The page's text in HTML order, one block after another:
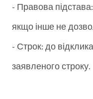
- Правова
якщо інше не
- Строк: до
заявленого строку.